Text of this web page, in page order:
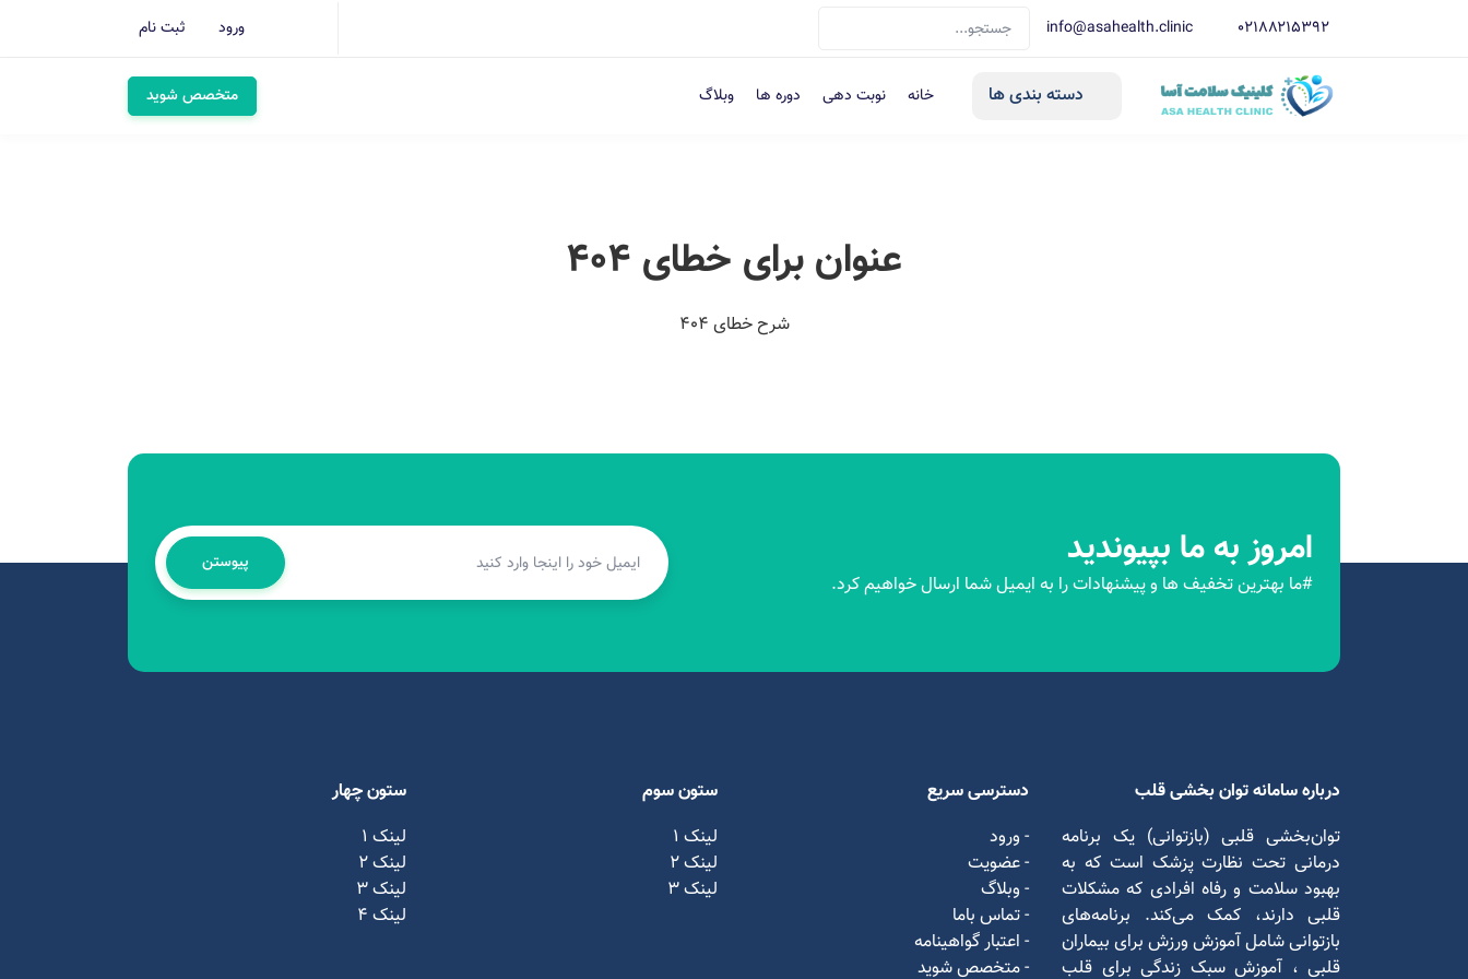
021۸۸۲۱۵۳۹۲ info@asahealth.clinic ورود ثبت نام
دسته بندی ها خانه نوبت دهی دوره ها وبلاگ متخصص شوید
عنوان برای خطای 404
شرح خطای 404
امروز به ما بپیوندید
#ما بهترین تخفیف ها و پیشنهادات را به ایمیل شما ارسال خواهیم کرد.
پیوستن
درباره سامانه توان بخشی قلب
توان‌بخشی قلبی (بازتوانی) یک برنامه
درمانی تحت نظارت پزشک است که به
بهبود سلامت و رفاه افرادی که مشکلات
قلبی دارند، کمک می‌کند. برنامه‌های
بازتوانی شامل آموزش ورزش برای بیماران
قلبی ، آموزش سبک زندگی برای قلب
دسترسی سریع
- ورود
- عضویت
- وبلاگ
- تماس باما
- اعتبار گواهینامه
- متخصص شوید
ستون سوم
لینک 1
لینک ۲
لینک ۳
ستون چهار
لینک 1
لینک ۲
لینک ۳
لینک ۴